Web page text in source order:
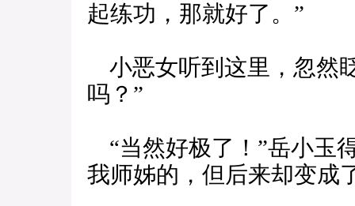
起练功，那就好了。”
小恶女听到这里，忽然
吗？”
“当然好极了！”岳小玉
我师姊的，但后来却变成